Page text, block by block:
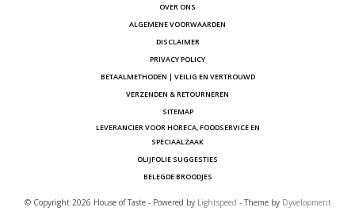
OVER ONS
ALGEMENE VOORWAARDEN
DISCLAIMER
PRIVACY POLICY
BETAALMETHODEN | VEILIG EN VERTROUWD
VERZENDEN & RETOURNEREN
SITEMAP
LEVERANCIER VOOR HORECA, FOODSERVICE EN
SPECIAALZAAK
OLIJFOLIE SUGGESTIES
BELEGDE BROODJES
© Copyright 2026 House of Taste - Powered by Lightspeed - Theme by Dyvelopment